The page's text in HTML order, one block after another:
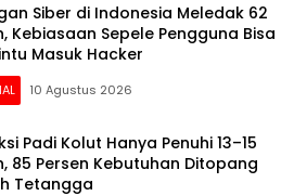
Siber di Indonesia Meledak 62
Kebiasaan Sepele Pengguna Bisa
Masuk Hacker
10 Agustus 2026
Padi Kolut Hanya Penuhi 13–15
85 Persen Kebutuhan Ditopang
Tetangga